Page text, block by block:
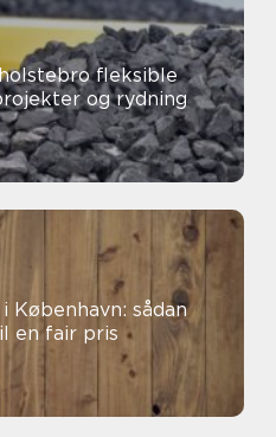
fleksible
og rydning
København: sådan
en fair pris